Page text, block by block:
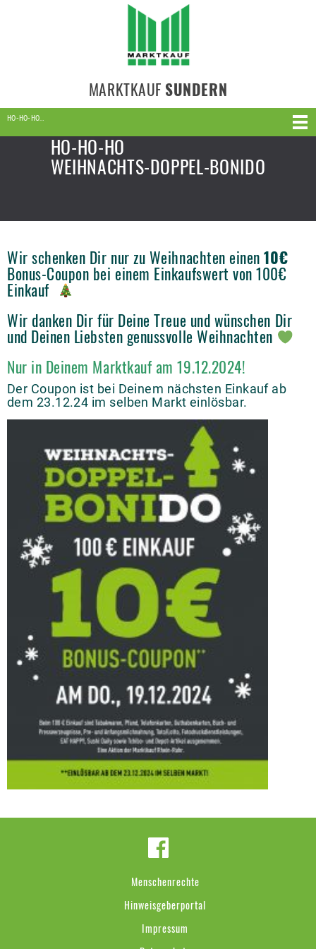
MARKTKAUF SUNDERN
HO-HO-HO…
HO-HO-HO
WEIHNACHTS-DOPPEL-BONIDO
Wir schenken Dir nur zu Weihnachten einen10€
Bonus-Coupon bei einem Einkaufswert von 100€
Einkauf
Wir danken Dir für Deine Treue und wünschen Dir
und Deinen Liebsten genussvolle Weihnachten
Nur in Deinem Marktkauf am 19.12.2024!
Der Coupon ist bei Deinem nächsten Einkauf ab
dem 23.12.24 im selben Markt einlösbar.
Menschenrechte
Hinweisgeberportal
Impressum